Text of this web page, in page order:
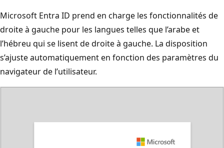
Microsoft Entra ID prend en charge les fonctionnalités de
droite à gauche pour les langues telles que l’arabe et
l’hébreu qui se lisent de droite à gauche. La disposition
s’ajuste automatiquement en fonction des paramètres du
navigateur de l’utilisateur.